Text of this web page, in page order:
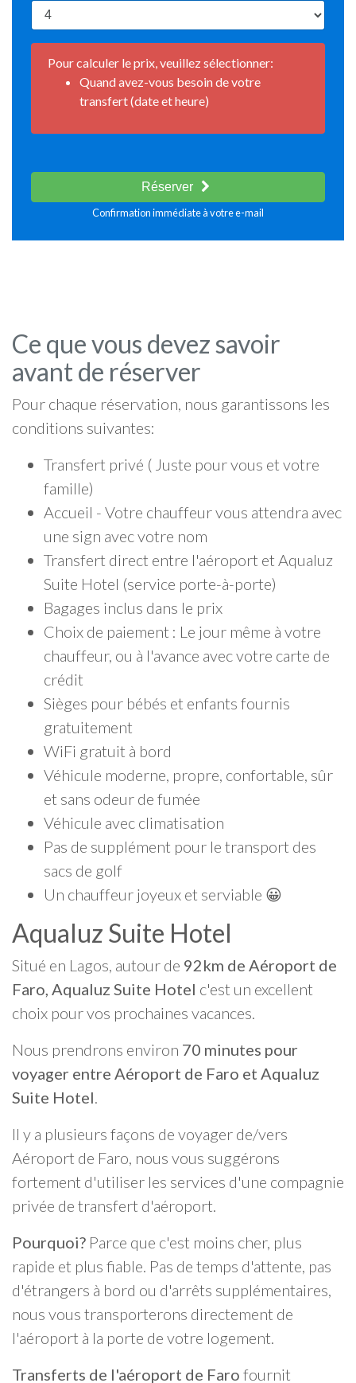
Pour calculer le prix, veuillez sélectionner:
Quand avez-vous besoin de votre
transfert (date et heure)
Réserver
Confirmation immédiate à votre e-mail
Ce que vous devez savoir
avant de réserver
Pour chaque réservation, nous garantissons les
conditions suivantes:
Transfert privé ( Juste pour vous et votre
famille)
Accueil - Votre chauffeur vous attendra avec
une sign avec votre nom
Transfert direct entre l'aéroport et Aqualuz
Suite Hotel (service porte-à-porte)
Bagages inclus dans le prix
Choix de paiement : Le jour même à votre
chauffeur, ou à l'avance avec votre carte de
crédit
Sièges pour bébés et enfants fournis
gratuitement
WiFi gratuit à bord
Véhicule moderne, propre, confortable, sûr
et sans odeur de fumée
Véhicule avec climatisation
Pas de supplément pour le transport des
sacs de golf
Un chauffeur joyeux et serviable 😀
Aqualuz Suite Hotel
Situé en Lagos, autour de 92km de Aéroport de
Faro, Aqualuz Suite Hotel c'est un excellent
choix pour vos prochaines vacances.
Nous prendrons environ 70 minutes pour
voyager entre Aéroport de Faro et Aqualuz
Suite Hotel.
Il y a plusieurs façons de voyager de/vers
Aéroport de Faro, nous vous suggérons
fortement d'utiliser les services d'une compagnie
privée de transfert d'aéroport.
Pourquoi? Parce que c'est moins cher, plus
rapide et plus fiable. Pas de temps d'attente, pas
d'étrangers à bord ou d'arrêts supplémentaires,
nous vous transporterons directement de
l'aéroport à la porte de votre logement.
Transferts de l'aéroport de Faro fournit